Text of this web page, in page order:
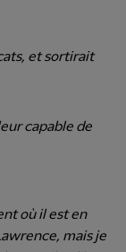
et sortirait
capable de
où il est en
mais je